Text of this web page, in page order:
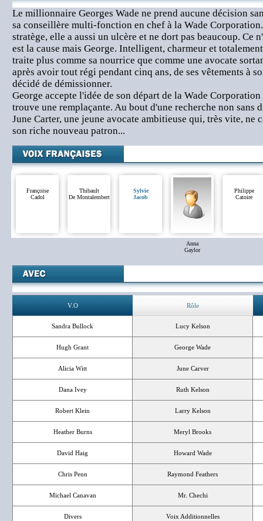
Le millionnaire Georges Wade ne prend aucune décision
sa conseillère multi-fonction en chef à la Wade
stratège, elle a aussi un ulcère et ne dort pas beaucoup. Ce
est la cause mais George. Intelligent, charmeur et
traite plus comme sa nourrice que comme une avocate
après avoir tout régi pendant cinq ans, de ses vêtements à
décidé de démissionner.
George accepte l'idée de son départ de la Wade
trouve une remplaçante. Au bout d'une recherche non sans
June Carter, une jeune avocate ambitieuse qui, très vite, ne
son riche nouveau patron...
Françoise
Cadol
Thibault
De Montalembert
Sylvie
Jacob
Anna
Gaylor
Philippe
Catoire
V.O Rôle
Sandra Bullock Lucy Kelson
Hugh Grant George Wade
Alicia Witt June Carver
Dana Ivey Ruth Kelson
Robert Klein Larry Kelson
Heather Burns Meryl Brooks
David Haig Howard Wade
Chris Penn Raymond Feathers
Michael Canavan Mr. Chechi
Divers Voix Additionnelles